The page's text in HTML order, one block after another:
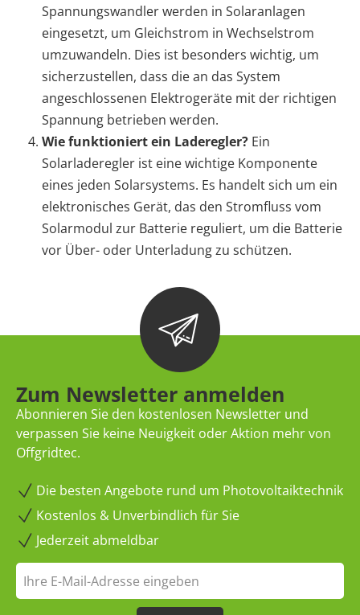
Spannungswandler werden in Solaranlagen
eingesetzt, um Gleichstrom in Wechselstrom
umzuwandeln. Dies ist besonders wichtig, um
sicherzustellen, dass die an das System
angeschlossenen Elektrogeräte mit der richtigen
Spannung betrieben werden.
Wie funktioniert ein Laderegler? Ein
Solarladeregler ist eine wichtige Komponente
eines jeden Solarsystems. Es handelt sich um ein
elektronisches Gerät, das den Stromfluss vom
Solarmodul zur Batterie reguliert, um die Batterie
vor Über- oder Unterladung zu schützen.
Zum Newsletter anmelden
Abonnieren Sie den kostenlosen Newsletter und
verpassen Sie keine Neuigkeit oder Aktion mehr von
Offgridtec.
Die besten Angebote rund um Photovoltaiktechnik
Kostenlos & Unverbindlich für Sie
Jederzeit abmeldbar